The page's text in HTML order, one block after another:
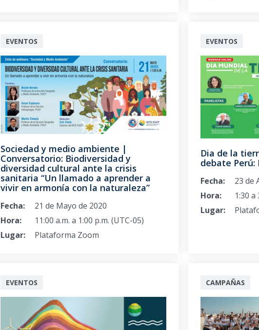
EVENTOS
Sociedad y medio ambiente |
Conversatorio: Biodiversidad y
diversidad cultural ante la crisis
sanitaria “Un llamado a aprender a
vivir en armonía con la naturaleza”
Fecha:
21 de Mayo de 2020
Hora:
11:00 a.m. a 1:00 p.m. (UTC-05)
Lugar:
Plataforma Zoom
EVENTOS
Dia de la
debate Perú:
Fecha:
23 de
Hora:
1:30 a
Lugar:
EVENTOS CAMPAÑAS